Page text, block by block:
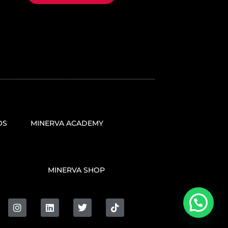
MINERVA ACADEMY
MINERVA SHOP